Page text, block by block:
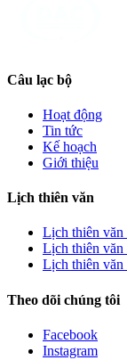
Câu lạc bộ
Hoạt động
Tin tức
Kế hoạch
Giới thiệu
Lịch thiên văn
Lịch thiên văn
Lịch thiên văn
Lịch thiên văn
Theo dõi chúng tôi
Facebook
Instagram